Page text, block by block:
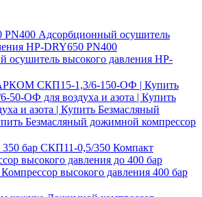
PN400 Адсорбционный осушитель
HP-DRY650 PN400
высокого давления HP-
АРКОМ СКП15-1,3/6-150-ОФ | Купить
ОФ для воздуха и азота | Купить
и азота | Купить Безмасляный
Безмасляный дожимной компрессор
350 бар СКП11-0,5/350 Компакт
высокого давления до 400 бар
Компрессор высокого давления 400 бар